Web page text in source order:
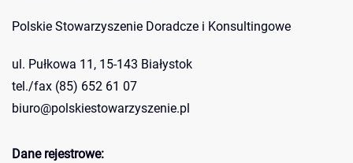
Polskie Stowarzyszenie Doradcze i Konsultingowe
ul. Pułkowa 11, 15-143 Białystok
tel./fax (85) 652 61 07
biuro@polskiestowarzyszenie.pl
Dane rejestrowe: